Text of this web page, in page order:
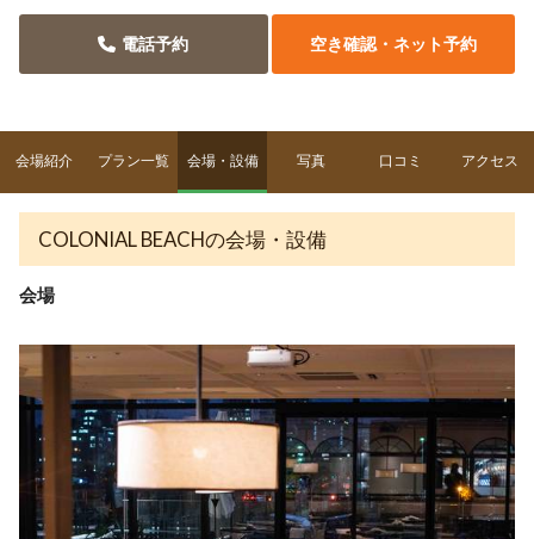
空き確認・ネット予約
電話予約
会場紹介 プラン一覧 会場・設備 写真 口コミ アクセス
COLONIAL BEACHの会場・設備
会場